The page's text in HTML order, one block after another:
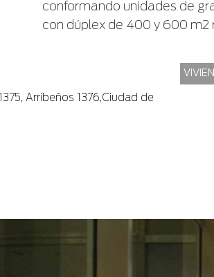
conformando unidades de
con dúplex de 400 y 600 m2
Arribeños 1376,Ciudad de